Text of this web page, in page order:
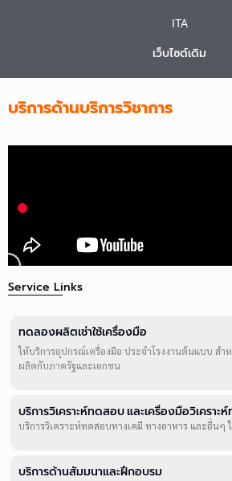
ITA
เว็บไซต์เดิม
บริการด้านบริการวิชาการ
Service Links
ทดลองผลิตเช่าใช้เครื่องมือ
ให้บริการอุปกรณ์เครื่องมือ ประจำโรงงานต้นแบบ สำ
ผลิตกับภาครัฐและเอกชน
บริการวิเคราะห์ทดสอบ และเครื่องมือวิเคราะ
บริการวิเคราะห์ทดสอบทางเคมี ทางอาหาร และอื่นๆ
บริการด้านสัมมนาและฝึกอบรม